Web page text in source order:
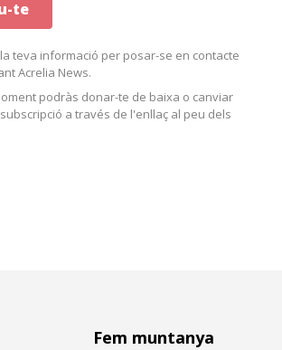
la teva informació per posar-se en contacte
Acrelia News.
podràs donar-te de baixa o canviar
a través de l'enllaç al peu dels
Fem muntanya